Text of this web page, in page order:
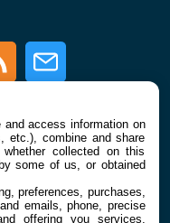
RSS Newsletter
and access information on
etc.), combine and share
collected on this
some of us, or obtained
preferences, purchases,
emails, phone, precise
offering you services,